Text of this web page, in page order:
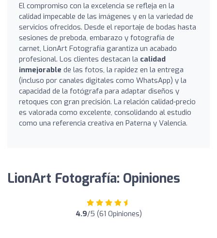
El compromiso con la excelencia se refleja en la
calidad impecable de las imágenes y en la variedad de
servicios ofrecidos. Desde el reportaje de bodas hasta
sesiones de preboda, embarazo y fotografía de
carnet, LionArt Fotografía garantiza un acabado
profesional. Los clientes destacan la calidad
inmejorable de las fotos, la rapidez en la entrega
(incluso por canales digitales como WhatsApp) y la
capacidad de la fotógrafa para adaptar diseños y
retoques con gran precisión. La relación calidad-precio
es valorada como excelente, consolidando al estudio
como una referencia creativa en Paterna y Valencia.
LionArt Fotografía: Opiniones
4.9/5 (61 Opiniones)